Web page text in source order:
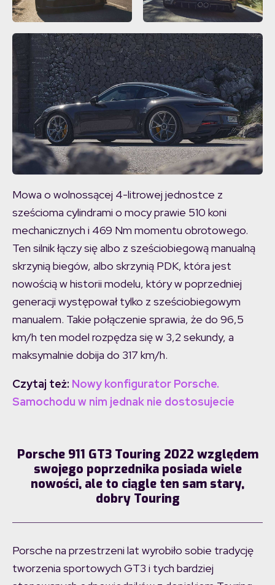
Mowa o wolnossącej 4-litrowej jednostce z
sześcioma cylindrami o mocy prawie 510 koni
mechanicznych i 469 Nm momentu obrotowego.
Ten silnik łączy się albo z sześciobiegową manualną
skrzynią biegów, albo skrzynią PDK, która jest
nowością w historii modelu, który w poprzedniej
generacji występował tylko z sześciobiegowym
manualem. Takie połączenie sprawia, że do 96,5
km/h ten model rozpędza się w 3,2 sekundy, a
maksymalnie dobija do 317 km/h.
Czytaj też: Nowy konfigurator Porsche.
Samochodu w nim jednak nie dostosujecie
Porsche 911 GT3 Touring 2022 względem
swojego poprzednika posiada wiele
nowości, ale to ciągle ten sam stary,
dobry Touring
Porsche na przestrzeni lat wyrobiło sobie tradycję
tworzenia sportowych GT3 i tych bardziej